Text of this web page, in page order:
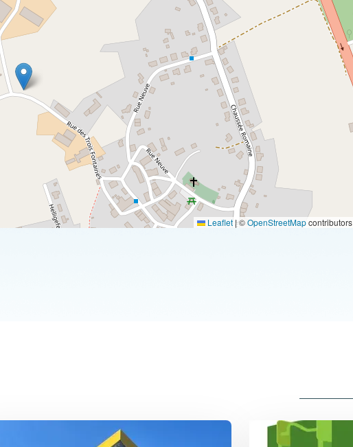
Leaflet|©OpenStreetMapcontributors